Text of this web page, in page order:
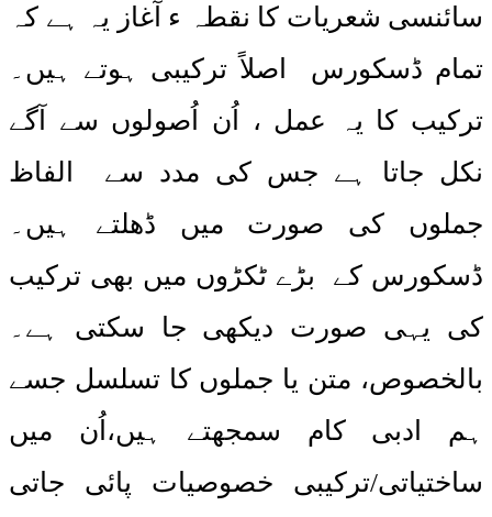
سائنسی شعریات کا نقطہ ء آغاز یہ ہے کہ
تمام ڈسکورس اصلاً ترکیبی ہوتے ہیں۔
ترکیب کا یہ عمل ، اُن اُصولوں سے آگے
نکل جاتا ہے جس کی مدد سے الفاظ
جملوں کی صورت میں ڈھلتے ہیں۔
ڈسکورس کے بڑے ٹکڑوں میں بھی ترکیب
کی یہی صورت دیکھی جا سکتی ہے۔
بالخصوص، متن یا جملوں کا تسلسل جسے
ہم ادبی کام سمجھتے ہیں،اُن میں
ساختیاتی/ترکیبی خصوصیات پائی جاتی